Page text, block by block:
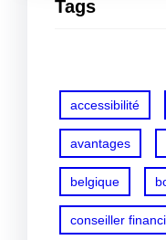
Tags
accessibilité
avantages
belgique
conseiller